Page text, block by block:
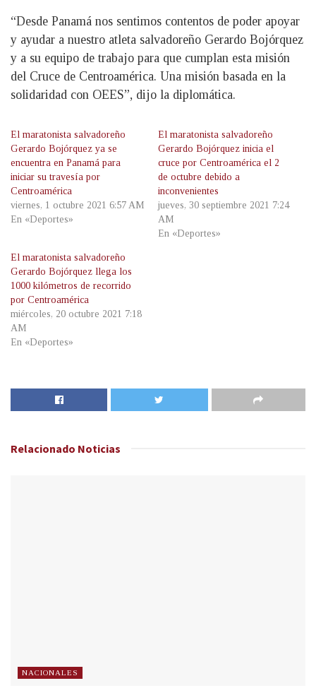
“Desde Panamá nos sentimos contentos de poder apoyar
y ayudar a nuestro atleta salvadoreño Gerardo Bojórquez
y a su equipo de trabajo para que cumplan esta misión
del Cruce de Centroamérica. Una misión basada en la
solidaridad con OEES”, dijo la diplomática.
El maratonista salvadoreño
Gerardo Bojórquez ya se
encuentra en Panamá para
iniciar su travesía por
Centroamérica
viernes, 1 octubre 2021 6:57 AM
En «Deportes»
El maratonista salvadoreño
Gerardo Bojórquez inicia el
cruce por Centroamérica el 2
de octubre debido a
inconvenientes
jueves, 30 septiembre 2021 7:24
AM
En «Deportes»
El maratonista salvadoreño
Gerardo Bojórquez llega los
1000 kilómetros de recorrido
por Centroamérica
miércoles, 20 octubre 2021 7:18
AM
En «Deportes»
Relacionado Noticias
NACIONALES